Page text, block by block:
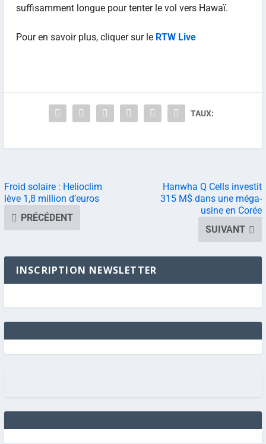
suffisamment longue pour tenter le vol vers Hawaï.
Pour en savoir plus, cliquer sur le RTW Live
TAUX:
Froid solaire : Helioclim
lève 1,8 million d’euros
PRÉCÉDENT
Hanwha Q Cells investit
315 M$ dans une méga-
usine en Corée
SUIVANT
INSCRIPTION NEWSLETTER